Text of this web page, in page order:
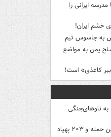
ایرانی را
خشم ایران!
به جاسوس تیم
یمن به مواضع
کاغذی» است!
به ناوهای‌جنگی
روسیه: به ۳ کشتی اوکراین حمله و ۲۰۳ پهپاد